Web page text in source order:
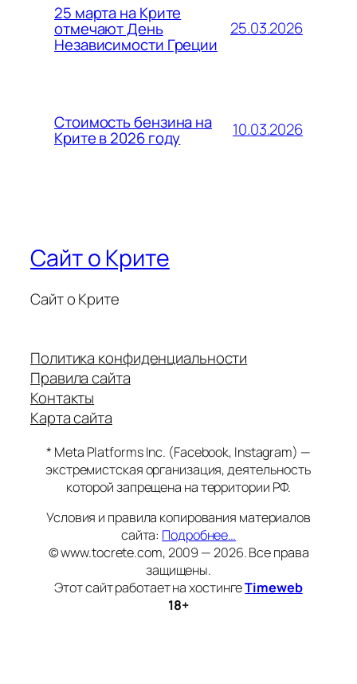
25 марта на Крите
отмечают День
Независимости Греции
25.03.2026
Стоимость бензина на
Крите в 2026 году 10.03.2026
Сайт о Крите
Сайт о Крите
Политика конфиденциальности
Правила сайта
Контакты
Карта сайта
* Meta Platforms Inc. (Facebook, Instagram) —
экстремистская организация, деятельность
которой запрещена на территории РФ.
Условия и правила копирования материалов
сайта: Подробнее…
© www.tocrete.com, 2009 — 2026. Все права
защищены.
Этот сайт работает на хостингеTimeweb
18+